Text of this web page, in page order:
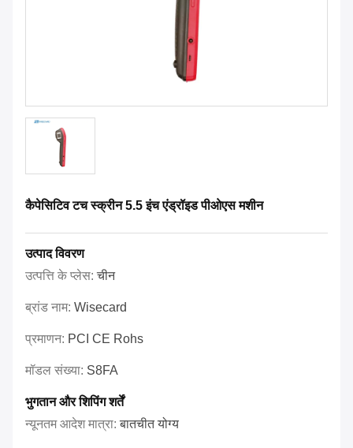
कैपेसिटिव टच स्क्रीन 5.5 इंच एंड्रॉइड पीओएस मशीन
उत्पाद विवरण
उत्पत्ति के प्लेस:चीन
ब्रांड नाम: Wisecard
प्रमाणन: PCI CE Rohs
मॉडल संख्या: S8FA
भुगतान और शिपिंग शर्तें
न्यूनतम आदेश मात्रा:बातचीत योग्य